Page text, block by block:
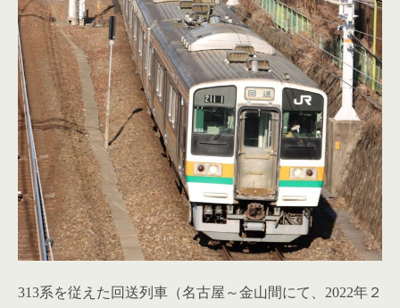
313系を従えた回送列車（名古屋～金山間にて、2022年２